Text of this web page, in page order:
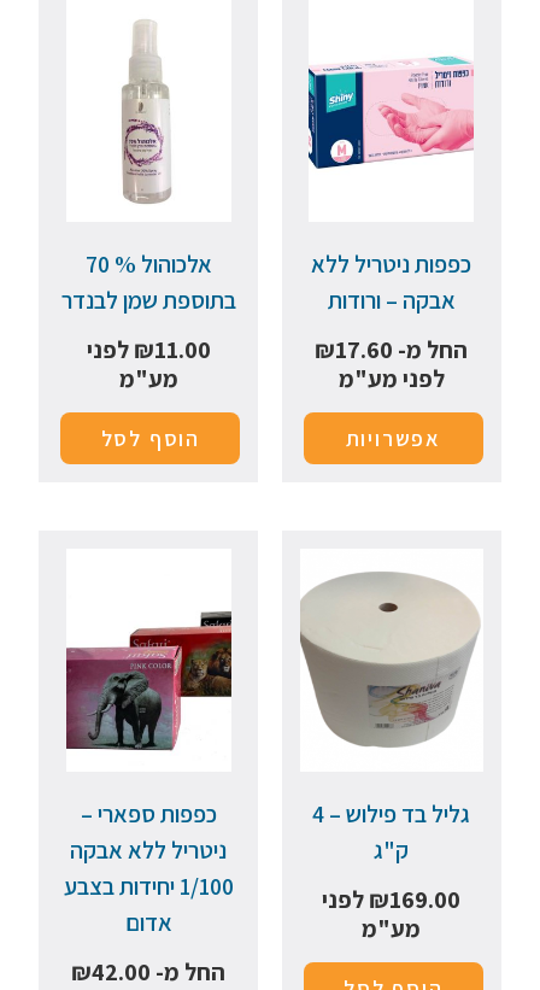
כפפות ניטריל ללא
אבקה – ורודות
החל מ-
₪17.60
לפני מע"מ
אפשרויות
אלכוהול % 70
בתוספת שמן לבנדר
₪11.00
לפני
מע"מ
הוסף לסל
גליל בד פילוש – 4
ק"ג
₪169.00
לפני
מע"מ
כפפות ספארי –
ניטריל ללא אבקה
1/100 יחידות בצבע
אדום
החל מ-
₪42.00